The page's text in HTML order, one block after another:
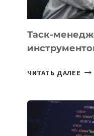
Таск-
ЧИТАТЬ ДАЛЕЕ